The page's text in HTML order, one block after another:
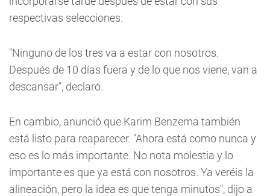
respectivas selecciones.
"Ninguno de los tres va a estar con nosotros.
Después de 10 días fuera y de lo que nos viene, van a
descansar", declaró.
En cambio, anunció que Karim Benzema también
está listo para reaparecer. "Ahora está como nunca y
eso es lo más importante. No nota molestia y lo
importante es que ya está con nosotros. Ya veréis la
alineación, pero la idea es que tenga minutos", dijo a